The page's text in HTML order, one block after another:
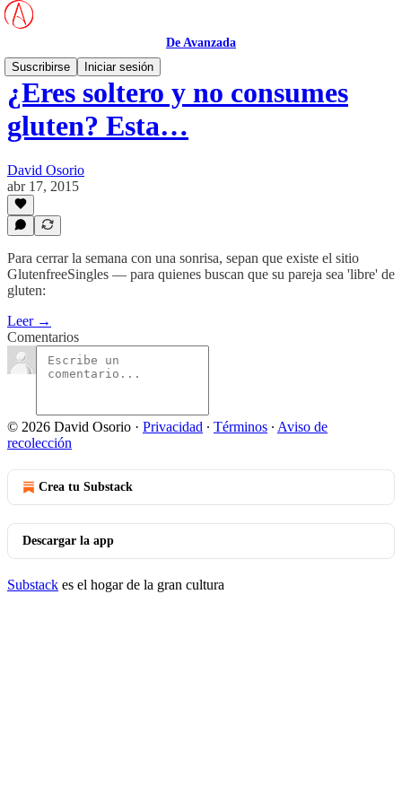
De Avanzada
Suscribirse
Iniciar sesión
¿Eres soltero y no consumes
gluten? Esta…
David Osorio
abr 17, 2015
Para cerrar la semana con una sonrisa, sepan que existe el sitio
GlutenfreeSingles — para quienes buscan que su pareja sea 'libre' de
gluten:
Leer →
Comentarios
© 2026 David Osorio · Privacidad ∙ Términos ∙ Aviso de
recolección
Crea tu Substack
Descargar la app
Substack es el hogar de la gran cultura